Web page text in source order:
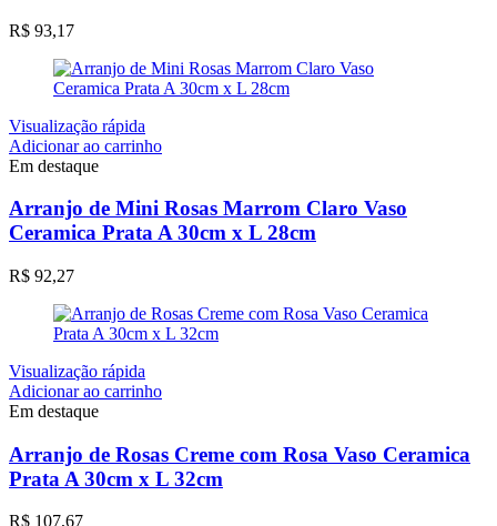
R$ 93,17
Visualização rápida
Adicionar ao carrinho
Em destaque
Arranjo de Mini Rosas Marrom Claro Vaso
Ceramica Prata A 30cm x L 28cm
R$ 92,27
Visualização rápida
Adicionar ao carrinho
Em destaque
Arranjo de Rosas Creme com Rosa Vaso Ceramica
Prata A 30cm x L 32cm
R$ 107,67